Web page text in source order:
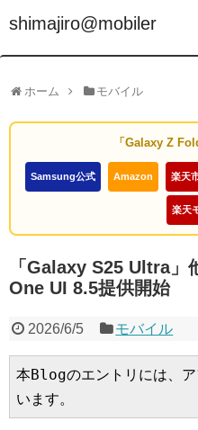
shimajiro@mobiler
ホーム モバイル
「Galaxy Z
Samsung公式 Amazon 楽天
楽天
「Galaxy S25 Ultra」
One UI 8.5提供開始
2026/6/5 モバイル
本Blogのエントリには、
います。